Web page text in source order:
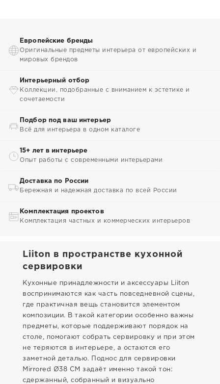
Европейские бренды
Оригинальные предметы интерьера от европейских и
мировых брендов
Интерьерный отбор
Коллекции, подобранные с вниманием к эстетике и
сочетаемости
Подбор под ваш интерьер
Всё для интерьера в одном каталоге
15+ лет в интерьере
Опыт работы с современными интерьерами
Доставка по России
Бережная и надежная доставка по всей России
Комплектация проектов
Комплектация частных и коммерческих интерьеров
Liiton в пространстве кухонной
сервировки
Кухонные принадлежности и аксессуары Liiton
воспринимаются как часть повседневной сцены,
где практичная вещь становится элементом
композиции. В такой категории особенно важны
предметы, которые поддерживают порядок на
столе, помогают собрать сервировку и при этом
не теряются в интерьере, а остаются его
заметной деталью. Поднос для сервировки
Mirrored Ø38 CM задаёт именно такой тон:
сдержанный, собранный и визуально